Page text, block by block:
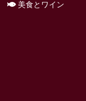
美食とワイン